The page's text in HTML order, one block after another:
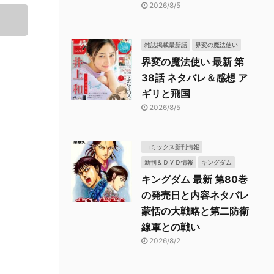
2026/8/5
雑誌掲載最新話 界変の魔法使い
界変の魔法使い 最新 第
38話 ネタバレ＆感想 ア
ギリと飛国
2026/8/5
コミックス新刊情報
新刊＆ＤＶＤ情報 キングダム
キングダム 最新 第80巻
の発売日と内容ネタバレ
蒙恬の大戦略と第二防衛
線軍との戦い
2026/8/2